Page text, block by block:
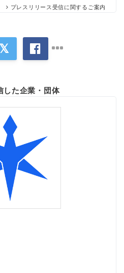
プレスリリース受信に関するご案内
した企業・団体